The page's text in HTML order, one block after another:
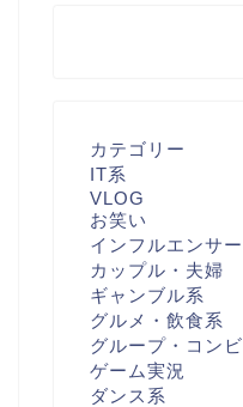
カテゴリー
IT系
VLOG
お笑い
インフルエンサー
カップル・夫婦
ギャンブル系
グルメ・飲食系
グループ・コンビ
ゲーム実況
ダンス系